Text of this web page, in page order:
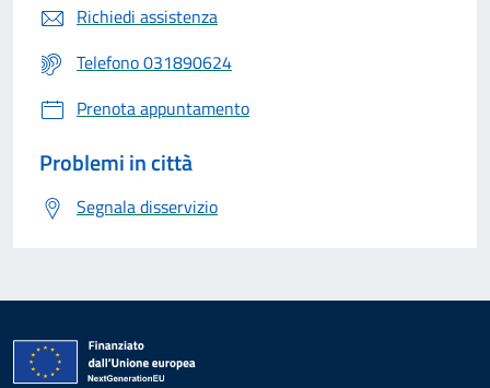
Richiedi assistenza
Telefono 031890624
Prenota appuntamento
Problemi in città
Segnala disservizio